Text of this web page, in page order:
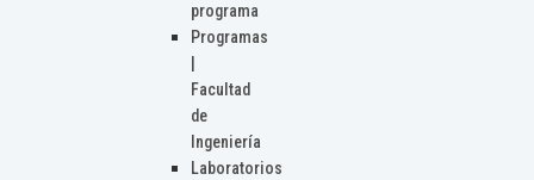
programa
Programas
Facultad
de
Ingeniería
Laboratorios